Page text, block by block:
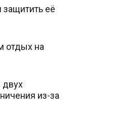
защитить её
отдых на
двух
из-за